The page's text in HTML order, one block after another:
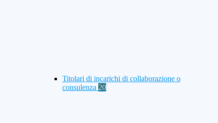
Titolari di incarichi di collaborazione o
consulenza 20